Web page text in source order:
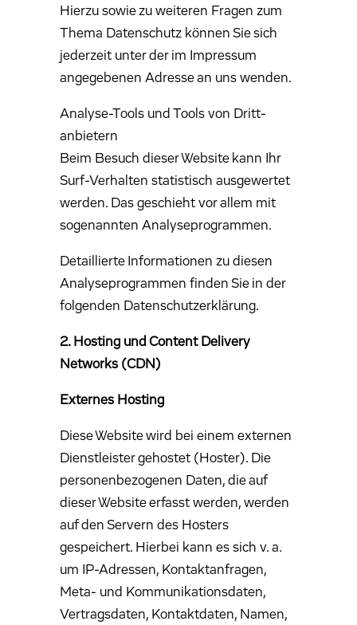
Hierzu sowie zu weiteren Fragen zum
Thema Datenschutz können Sie sich
jederzeit unter der im Impressum
angegebenen Adresse an uns wenden.
Analyse-Tools und Tools von Dritt­
anbietern
Beim Besuch dieser Website kann Ihr
Surf-Verhalten statistisch ausgewertet
werden. Das geschieht vor allem mit
sogenannten Analyseprogrammen.
Detaillierte Informationen zu diesen
Analyseprogrammen finden Sie in der
folgenden Datenschutzerklärung.
2. Hosting und Content Delivery
Networks (CDN)
Externes Hosting
Diese Website wird bei einem externen
Dienstleister gehostet (Hoster). Die
personenbezogenen Daten, die auf
dieser Website erfasst werden, werden
auf den Servern des Hosters
gespeichert. Hierbei kann es sich v. a.
um IP-Adressen, Kontaktanfragen,
Meta- und Kommunikationsdaten,
Vertragsdaten, Kontaktdaten, Namen,